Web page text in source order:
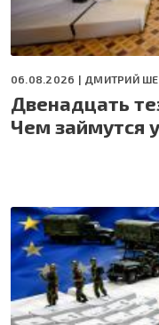
06.08.2026 | ДМИТРИЙ
Двенадцать
Чем займутся